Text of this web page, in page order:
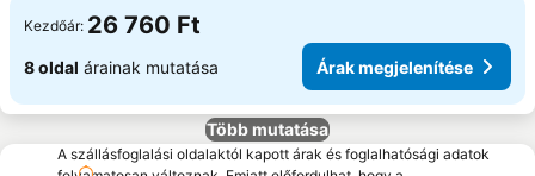
Kezdőár: 26 760 Ft
8 oldal árainak mutatása Árak megjelenítése
Több mutatása
A szállásfoglalási oldalaktól kapott árak és foglalhatósági adatok